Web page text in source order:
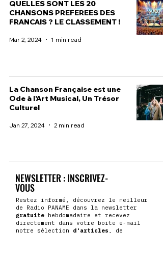
QUELLES SONT LES 20
CHANSONS PREFEREES DES
FRANCAIS ? LE CLASSEMENT !
Mar 2, 2024 1 min read
La Chanson Française est une
Ode à l'Art Musical, Un Trésor
Culturel
Jan 27, 2024 2 min read
NEWSLETTER : INSCRIVEZ-
VOUS
Restez informé, découvrez le meilleur
de Radio PANAME dans la newsletter
gratuite hebdomadaire et recevez
directement dans votre boite e-mail
notre sélection d'articles , de